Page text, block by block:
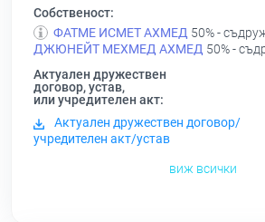
Собственост:
ФАТМЕ ИСМЕТ АХМЕД 50% -
ДЖЮНЕЙТ МЕХМЕД АХМЕД 50% -
Актуален дружествен
договор, устав,
или учредителен акт:
Актуален дружествен договор/
учредителен акт/устав
виж всички